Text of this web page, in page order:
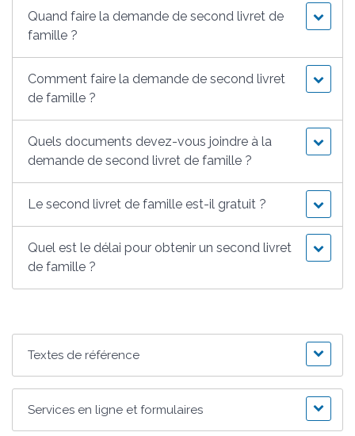
Quand faire la demande de second livret de
famille ?
Comment faire la demande de second livret
de famille ?
Quels documents devez-vous joindre à la
demande de second livret de famille ?
Le second livret de famille est-il gratuit ?
Quel est le délai pour obtenir un second livret
de famille ?
Textes de référence
Services en ligne et formulaires